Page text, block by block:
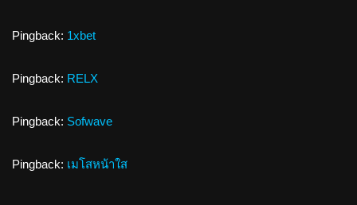
Pingback: 1xbet
Pingback: RELX
Pingback: Sofwave
Pingback: เมโสหน้าใส